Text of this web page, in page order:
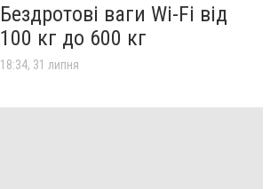
Бездротові ваги Wi-Fi від
100 кг до 600 кг
18:34, 31 липня